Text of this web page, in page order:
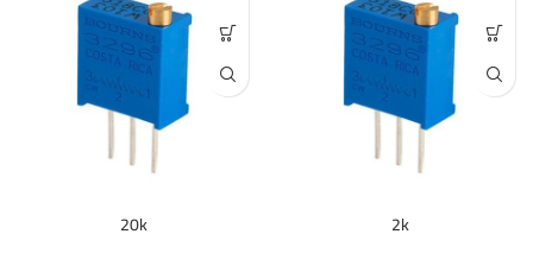
2k
20k